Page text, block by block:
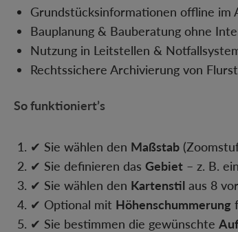
Grundstücksinformationen offline im
Bauplanung & Bauberatung ohne
Nutzung in Leitstellen &
Rechtssichere Archivierung von
So funktioniert’s
✔ Sie wählen den Maßstab
✔ Sie definieren das Gebiet – z. B.
✔ Sie wählen den Kartenstil aus 8
✔ Optional mit Höhenschummerung
✔ Sie bestimmen die gewünschte